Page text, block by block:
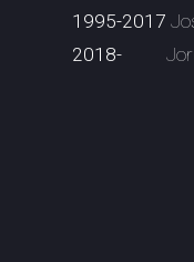
1995-2017
2018-